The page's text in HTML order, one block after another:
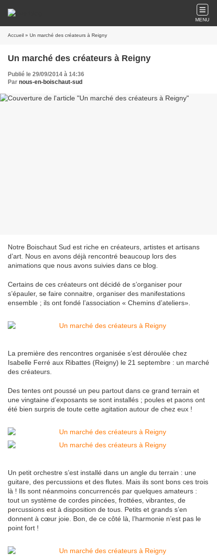
MENU
Accueil » Un marché des créateurs à Reigny
Un marché des créateurs à Reigny
Publié le 29/09/2014 à 14:36
Par nous-en-boischaut-sud
Notre Boischaut Sud est riche en créateurs, artistes et artisans
d’art. Nous en avons déjà rencontré beaucoup lors des
animations que nous avons suivies dans ce blog.
Certains de ces créateurs ont décidé de s’organiser pour
s’épauler, se faire connaitre, organiser des manifestations
ensemble ; ils ont fondé l’association « Chemins d’ateliers».
La première des rencontres organisée s’est déroulée chez
Isabelle Ferré aux Ribattes (Reigny) le 21 septembre : un marché
des créateurs.
Des tentes ont poussé un peu partout dans ce grand terrain et
une vingtaine d’exposants se sont installés ; poules et paons ont
été bien surpris de toute cette agitation autour de chez eux !
Un petit orchestre s’est installé dans un angle du terrain : une
guitare, des percussions et des flutes. Mais ils sont bons ces trois
là ! Ils sont néanmoins concurrencés par quelques amateurs :
tout un système de cordes pincées, frottées, vibrantes, de
percussions est à disposition de tous. Petits et grands s’en
donnent à cœur joie. Bon, de ce côté là, l’harmonie n’est pas le
point fort !